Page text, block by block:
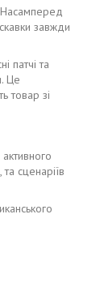
Насамперед
завжди
патчі та
Це
товар зі
сценаріїв